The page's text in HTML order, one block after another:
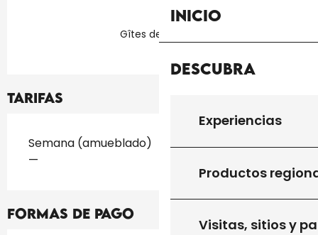
Inicio
Descubra
Experiencias
Productos
Visitas, sitios y
Gîtes de France
Tarifas
Tarifas 2026
Semana (amueblado)
—
Formas de pago